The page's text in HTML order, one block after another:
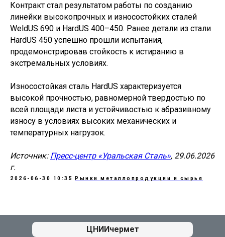
Контракт стал результатом работы по созданию
линейки высокопрочных и износостойких сталей
WeldUS 690 и HardUS 400–450. Ранее детали из стали
HardUS 450 успешно прошли испытания,
продемонстрировав стойкость к истиранию в
экстремальных условиях.
Износостойкая сталь HardUS характеризуется
высокой прочностью, равномерной твердостью по
всей площади листа и устойчивостью к абразивному
износу в условиях высоких механических и
температурных нагрузок.
Источник: Пресс-центр «Уральская Сталь», 29.06.2026
г.
2026-06-30 10:35 Рынки металлопродукции и сырья
ЦНИИчермет